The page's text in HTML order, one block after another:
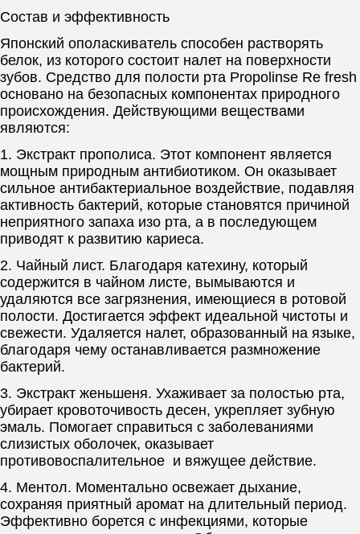
Состав и эффективность
Японский ополаскиватель способен растворять
белок, из которого состоит налет на поверхности
зубов. Средство для полости рта Propolinse Re fresh
основано на безопасных компонентах природного
происхождения. Действующими веществами
являются:
1. Экстракт прополиса. Этот компонент является
мощным природным антибиотиком. Он оказывает
сильное антибактериальное воздействие, подавляя
активность бактерий, которые становятся причиной
неприятного запаха изо рта, а в последующем
приводят к развитию кариеса.
2. Чайный лист. Благодаря катехину, который
содержится в чайном листе, вымываются и
удаляются все загрязнения, имеющиеся в ротовой
полости. Достигается эффект идеальной чистоты и
свежести. Удаляется налет, образованный на языке,
благодаря чему останавливается размножение
бактерий.
3. Экстракт женьшеня. Ухаживает за полостью рта,
убирает кровоточивость десен, укрепляет зубную
эмаль. Помогает справиться с заболеваниями
слизистых оболочек, оказывает
противовоспалительное и вяжущее действие.
4. Ментол. Моментально освежает дыхание,
сохраняя приятный аромат на длительный период.
Эффективно борется с инфекциями, которые